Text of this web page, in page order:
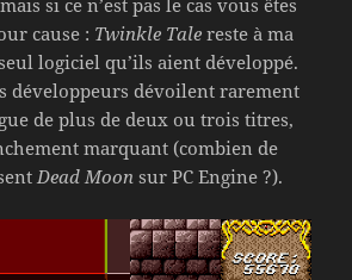
si ce n’est pas le cas vous êtes
cause : Twinkle Tale reste à ma
logiciel qu’ils aient développé.
développeurs dévoilent rarement
de plus de deux ou trois titres,
marquant (combien de
Dead Moon sur PC Engine ?).